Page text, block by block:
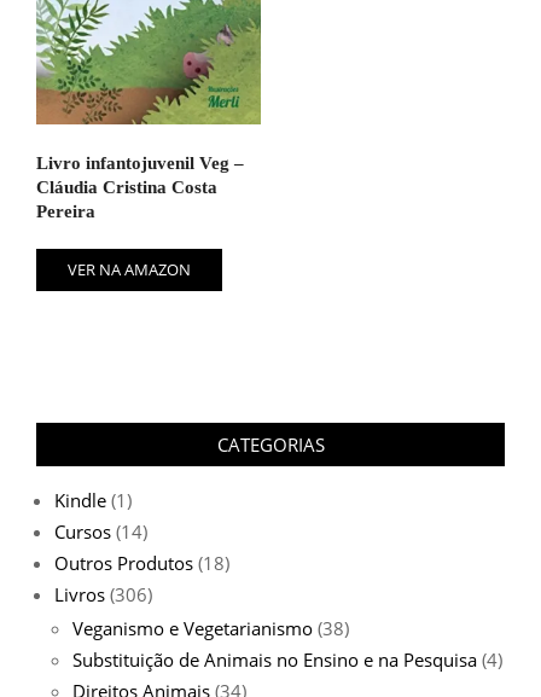
Livro infantojuvenil Veg –
Cláudia Cristina Costa
Pereira
VER NA AMAZON
CATEGORIAS
Kindle (1)
Cursos (14)
Outros Produtos (18)
Livros (306)
Veganismo e Vegetarianismo (38)
Substituição de Animais no Ensino e na Pesquisa (4)
Direitos Animais (34)